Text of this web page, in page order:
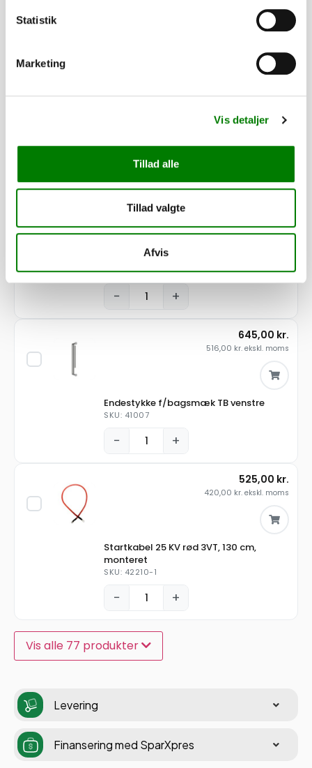
Statistik
Marketing
Vis detaljer
Tillad alle
Tillad valgte
Afvis
265,00kr.
Startkabel 25 KV rød 3VT, 130 cm,
monteret
SKU: 42211-1
− +
440,00kr. ekskl. moms
Endestykke f/bagsmæk TB venstre
SKU: 41007
− +
645,00 kr.
516,00 kr. ekskl. moms
Startkabel 25 KV rød 3VT, 130 cm,
monteret
SKU: 42210-1
− +
525,00 kr.
420,00 kr. ekskl. moms
Vis alle 77 produkter
Levering
Finansering med SparXpres